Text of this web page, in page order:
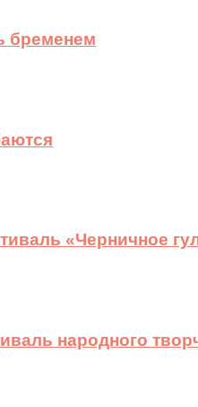
бременем
«Черничное
народного